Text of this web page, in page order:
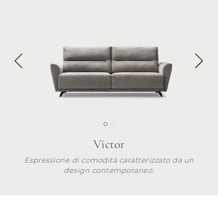
Victor
Espressione di comodità caratterizzato da un
design contemporaneo.